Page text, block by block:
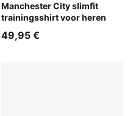
Manchester City slimfit
trainingsshirt voor heren
Dewdrop-Blue Jewel
49,95 €